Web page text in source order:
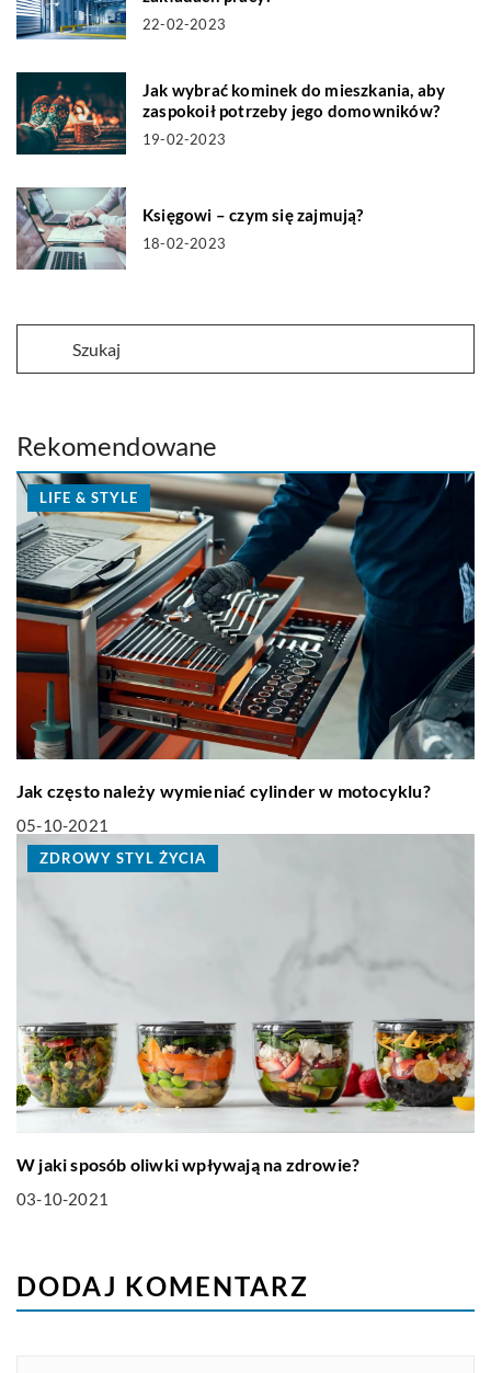
22-02-2023
Jak wybrać kominek do mieszkania, aby
zaspokoił potrzeby jego domowników?
19-02-2023
Księgowi – czym się zajmują?
18-02-2023
Rekomendowane
LIFE & STYLE
Jak często należy wymieniać cylinder w motocyklu?
05-10-2021
ZDROWY STYL ŻYCIA
W jaki sposób oliwki wpływają na zdrowie?
03-10-2021
DODAJ KOMENTARZ